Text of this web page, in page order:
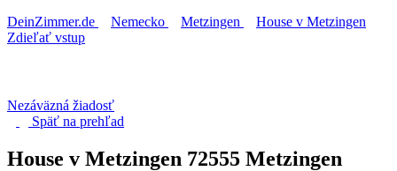
DeinZimmer.de
Nemecko Metzingen
House v Metzingen
Zdieľať vstup
Nezáväzná žiadosť
Späť na prehľad
House v Metzingen 72555 Metzingen